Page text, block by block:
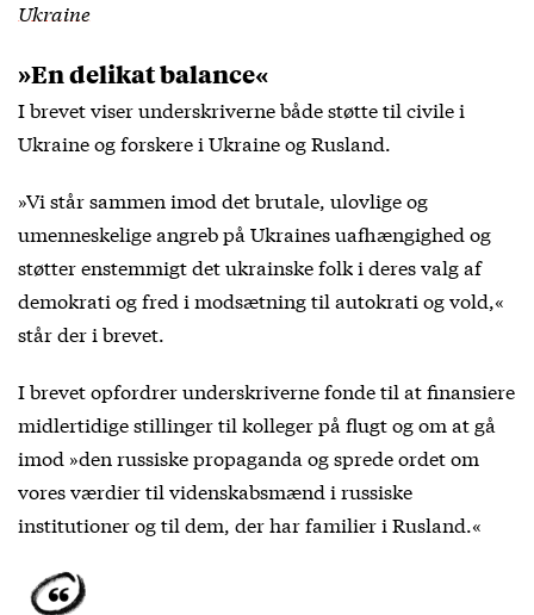
Ukraine
»En delikat balance«
I brevet viser underskriverne både støtte til civile i
Ukraine og forskere i Ukraine og Rusland.
»Vi står sammen imod det brutale, ulovlige og
umenneskelige angreb på Ukraines uafhængighed og
støtter enstemmigt det ukrainske folk i deres valg af
demokrati og fred i modsætning til autokrati og vold,«
står der i brevet.
I brevet opfordrer underskriverne fonde til at finansiere
midlertidige stillinger til kolleger på flugt og om at gå
imod »den russiske propaganda og sprede ordet om
vores værdier til videnskabsmænd i russiske
institutioner og til dem, der har familier i Rusland.«